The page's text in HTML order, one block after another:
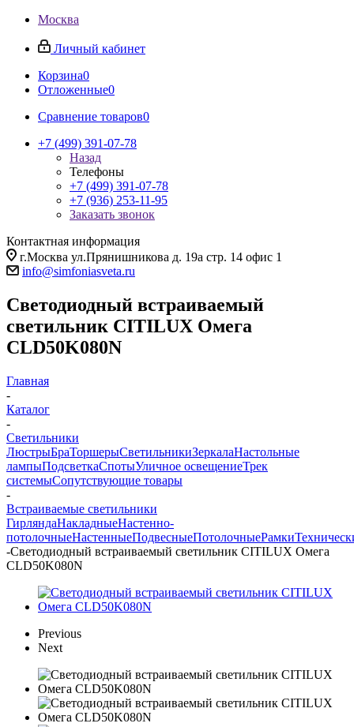
Москва
Личный кабинет
Корзина0
Отложенные0
Сравнение товаров0
+7 (499) 391-07-78
Назад
Телефоны
+7 (499) 391-07-78
+7 (936) 253-11-95
Заказать звонок
Контактная информация
г.Москва ул.Прянишникова д. 19а стр. 14 офис 1
info@simfoniasveta.ru
Светодиодный встраиваемый
светильник CITILUX Омега
CLD50K080N
Главная
-
Каталог
-
Светильники
ЛюстрыБраТоршерыСветильникиЗеркалаНастольные
лампыПодсветкаСпотыУличное освещениеТрек
системыСопутствующие товары
-
Встраиваемые светильники
ГирляндаНакладныеНастенно-
потолочныеНастенныеПодвесныеПотолочныеРамки
-Светодиодный встраиваемый светильник CITILUX Омега
CLD50K080N
Previous
Next